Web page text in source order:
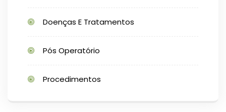
Doenças E Tratamentos
Pós Operatório
Procedimentos